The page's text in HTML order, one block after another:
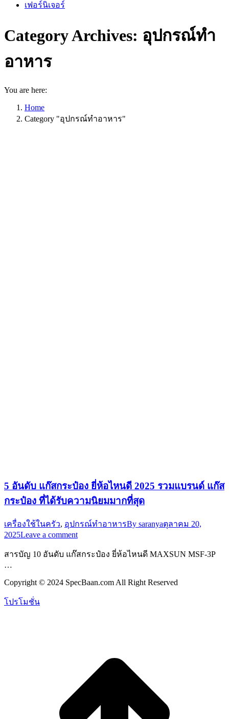
เฟอร์นิเจอร์
Category Archives: อุปกรณ์ทำ
อาหาร
You are here:
Home
Category "อุปกรณ์ทำอาหาร"
5 อันดับ แก๊สกระป๋อง ยี่ห้อไหนดี 2025 รวมแบรนด์ แก๊ส
กระป๋อง ที่ได้รับความนิยมมากที่สุด
เครื่องใช้ในครัว, อุปกรณ์ทำอาหารBy saranyaตุลาคม 20,
2025Leave a comment
สารบัญ 10 อันดับ แก๊สกระป๋อง ยี่ห้อไหนดี MAXSUN MSF-3P
…
Copyright © 2024 SpecBaan.com All Right Reserved
โปรโมชั่น